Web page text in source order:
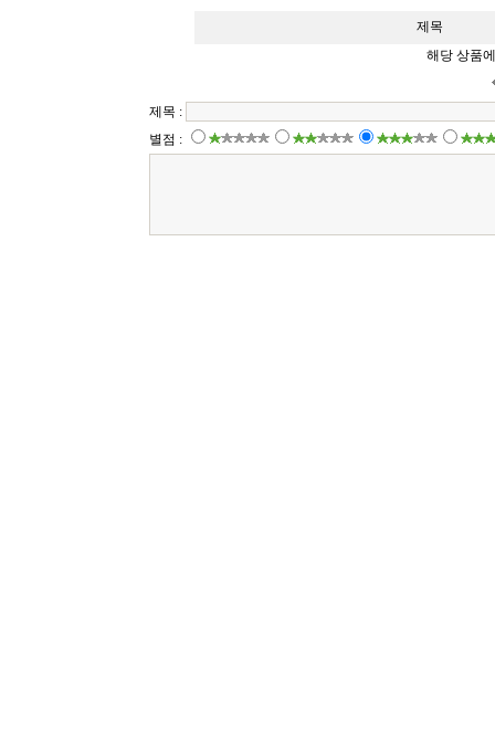
제목
해당 상품
제목 :
별점 :